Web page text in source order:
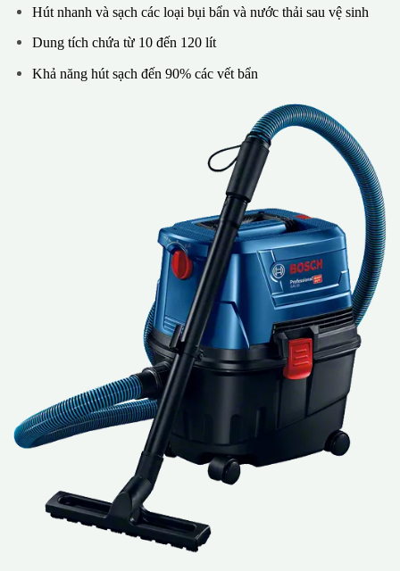
Hút nhanh và sạch các loại bụi bẩn và nước thải sau vệ sinh
Dung tích chứa từ 10 đến 120 lít
Khả năng hút sạch đến 90% các vết bẩn